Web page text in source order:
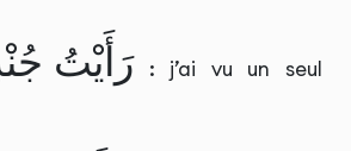
رَأَيْتُ : j’ai vu un seul